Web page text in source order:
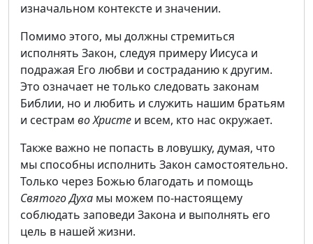
изначальном контексте и значении.
Помимо этого, мы должны стремиться
исполнять Закон, следуя примеру Иисуса и
подражая Его любви и состраданию к другим.
Это означает не только следовать законам
Библии, но и любить и служить нашим братьям
и сестрам во Христе и всем, кто нас окружает.
Также важно не попасть в ловушку, думая, что
мы способны исполнить Закон самостоятельно.
Только через Божью благодать и помощь
Святого Духа мы можем по-настоящему
соблюдать заповеди Закона и выполнять его
цель в нашей жизни.